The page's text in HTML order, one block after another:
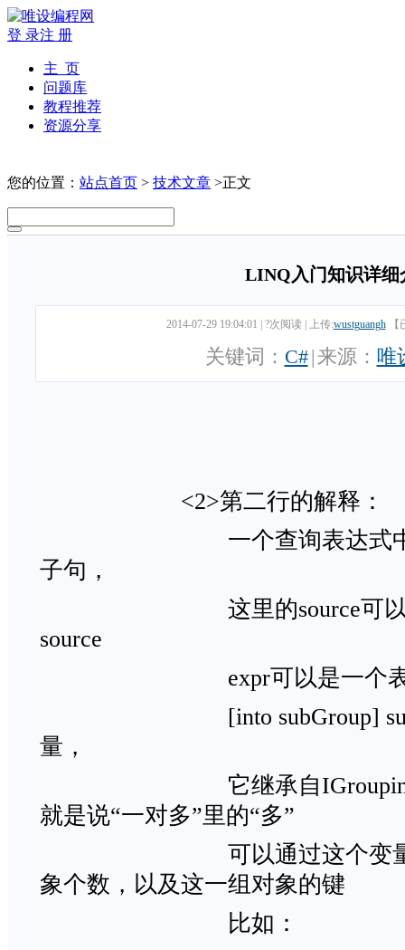
登 录注 册
主 页
问题库
教程推荐
资源分享
您的位置： 站点首页 > 技术文章 >正文
LINQ入门知识详细
2014-07-29 19:04:01 ?次阅读 上传:wustguangh
关键词： C#| 来源： 唯
<2>第二行的
一个查询表达式中可以
子句，
这里的source可以不等
source
expr可以是一个表
[into subGroup]
量，
它继承自IGrouping，
就是说“一对多”里的“多”
可以通过这个变量得到
象个数，以及这一组对象的键
比如